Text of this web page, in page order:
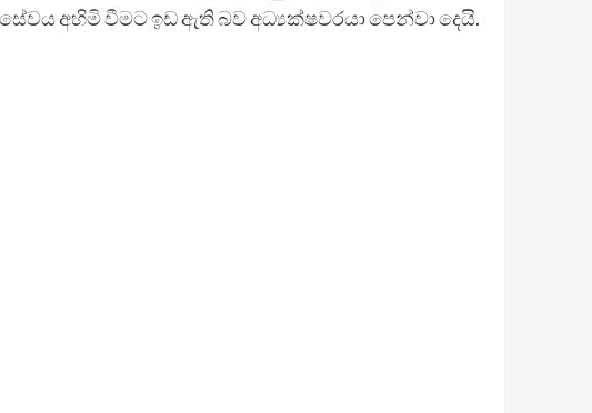
අහිමි වීමට ඉඩ ඇති බව අධ්‍යක්ෂවරයා පෙන්වා දෙයි.